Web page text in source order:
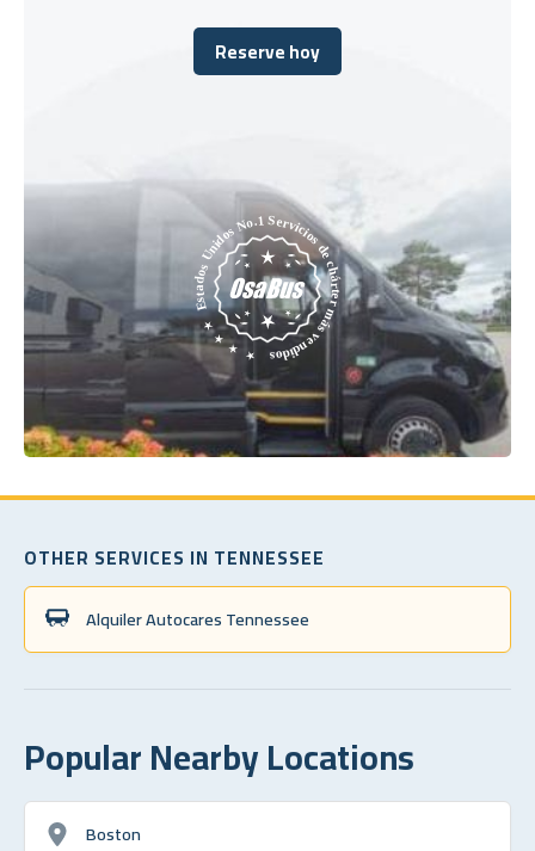
Reserve hoy
Reserve hoy
OTHER SERVICES IN TENNESSEE
Alquiler Autocares Tennessee
Popular Nearby Locations
Boston